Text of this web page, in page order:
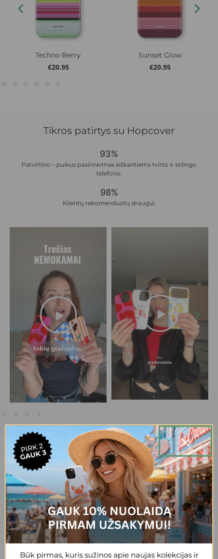
Techno Berry
€20.95
Sunset Glow
€20.95
Tikros patirtys su Hopcover
93%
Patvirtino – puikus pasirinkimas ieškantiems tvirto ir stilingo
telefono.
98%
Klientų rekomenduotų draugui.
20,000+ patenkintų klientų.
Reda
Gražus, patogus, tvirtas dėklas, esu
patenkinta
+3
Būk pirmas, kuris sužinos apie naujas kolekcijas ir